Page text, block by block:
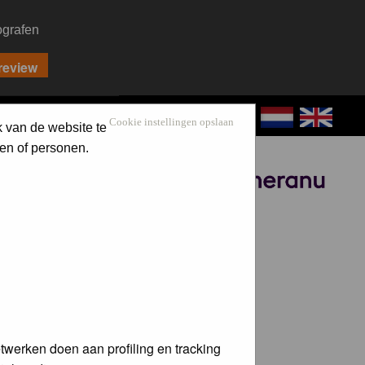
Cookie instellingen opslaan
van de website te
of personen.
doen aan profiling en tracking